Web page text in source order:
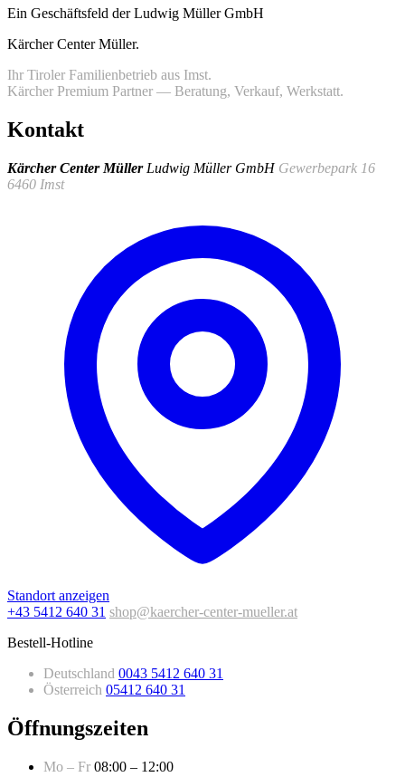
Ein Geschäftsfeld der Ludwig Müller GmbH
Kärcher Center Müller.
Ihr Tiroler Familienbetrieb aus Imst.
Kärcher Premium Partner — Beratung, Verkauf, Werkstatt.
Kontakt
Kärcher Center Müller Ludwig Müller GmbH Gewerbepark 16
6460 Imst
Standort anzeigen
+43 5412 640 31 shop@kaercher-center-mueller.at
Bestell-Hotline
Deutschland 0043 5412 640 31
Österreich 05412 640 31
Öffnungszeiten
Mo – Fr 08:00 – 12:00